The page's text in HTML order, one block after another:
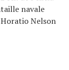
navale
Nelson